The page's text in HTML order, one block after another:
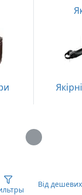
Загрузка...
Від